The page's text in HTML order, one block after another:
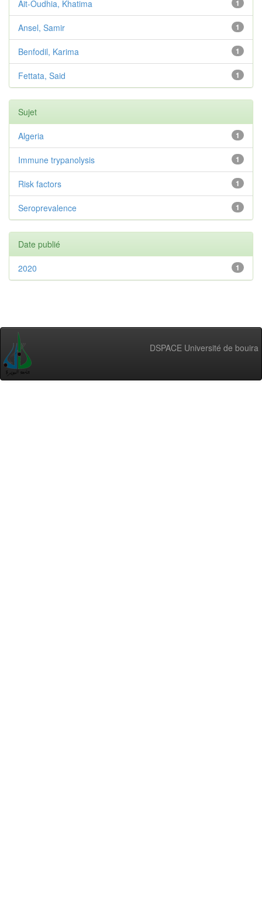
1
Ait-Oudhia, Khatima
1
Ansel, Samir
1
Benfodil, Karima
1
Fettata, Said
Sujet
1
Algeria
1
Immune trypanolysis
1
Risk factors
1
Seroprevalence
Date publié
1
2020
DSPACE Université de bouira